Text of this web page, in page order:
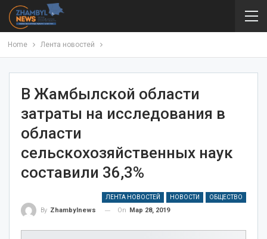
Home Лента новостей
В Жамбылской области
затраты на исследования в
области
сельскохозяйственных наук
составили 36,3%
ЛЕНТА НОВОСТЕЙ НОВОСТИ ОБЩЕСТВО
By Zhambylnews On Мар 28, 2019